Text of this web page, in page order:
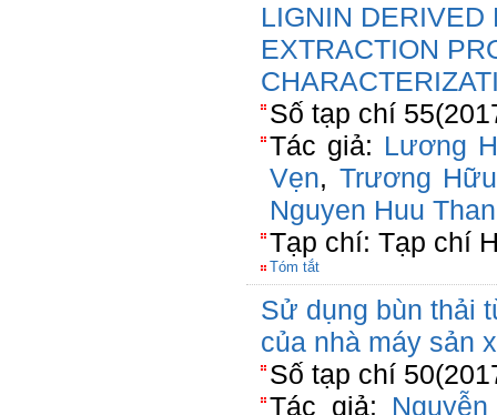
LIGNIN DERIVED
EXTRACTION
Số tạp chí
Tác giả: Lương
Vẹn, Trương
Nguyen Huu
Tạp chí: Tạp chí
Tóm tắt
Sử dụng bùn thải
của nhà máy sản
Số tạp chí
Tác giả: